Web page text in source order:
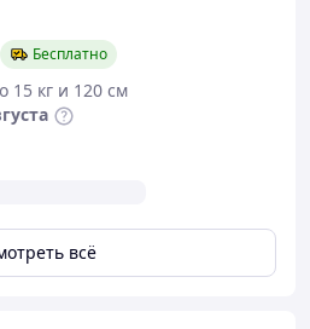
Бесплатно
15 кг и 120 см
всё